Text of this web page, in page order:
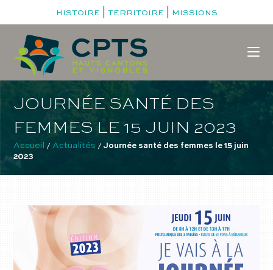
HISTOIRE TERRITOIRE MISSIONS
JOURNÉE SANTÉ DES
FEMMES LE 15 JUIN 2023
Accueil / Actualités / Journée santé des femmes le 15 juin
2023